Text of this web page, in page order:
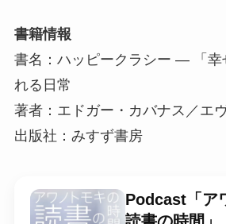
書籍情報
書名：ハッピークラシー ― 「幸
れる日常
著者：エドガー・カバナス／エ
出版社：みすず書房
Podcast「ア